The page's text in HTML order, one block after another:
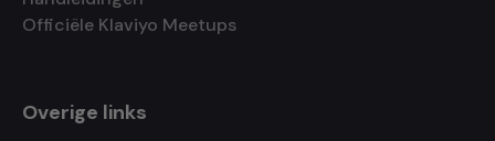
Officiële Klaviyo Meetups
Overige links